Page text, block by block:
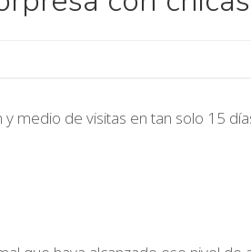
y medio de visitas en tan solo 15